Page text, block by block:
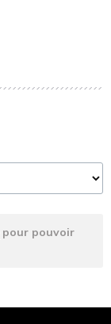
pour pouvoir